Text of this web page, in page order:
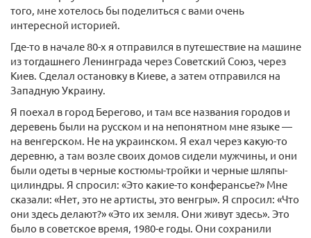
того, мне хотелось бы поделиться с вами очень
интересной историей.
Где-то в начале 80-х я отправился в путешествие на машине
из тогдашнего Ленинграда через Советский Союз, через
Киев. Сделал остановку в Киеве, а затем отправился на
Западную Украину.
Я поехал в город Берегово, и там все названия городов и
деревень были на русском и на непонятном мне языке —
на венгерском. Не на украинском. Я ехал через какую-то
деревню, а там возле своих домов сидели мужчины, и они
были одеты в черные костюмы-тройки и черные шляпы-
цилиндры. Я спросил: «Это какие-то конферансье?» Мне
сказали: «Нет, это не артисты, это венгры». Я спросил: «Что
они здесь делают?» «Это их земля. Они живут здесь». Это
было в советское время, 1980-е годы. Они сохранили